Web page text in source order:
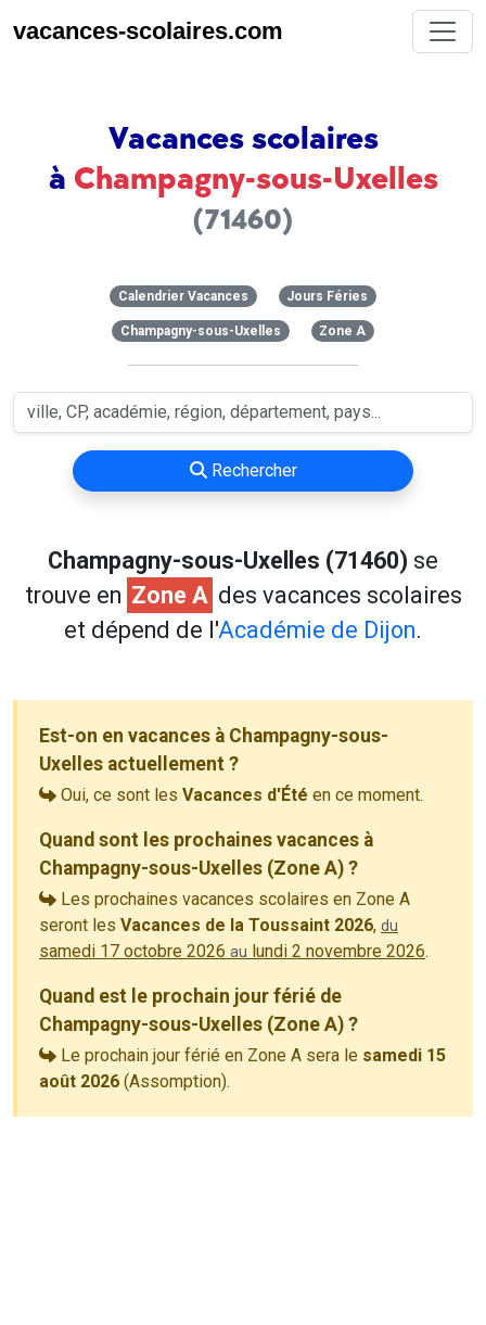
vacances-scolaires.com
Vacances scolaires
à Champagny-sous-Uxelles
(71460)
Calendrier Vacances Jours Féries
Champagny-sous-Uxelles Zone A
Rechercher
Champagny-sous-Uxelles (71460) se
trouve en Zone A des vacances scolaires
et dépend de l'Académie de Dijon.
Est-on en vacances à Champagny-sous-
Uxelles actuellement ?
Oui, ce sont les Vacances d'Été en ce moment.
Quand sont les prochaines vacances à
Champagny-sous-Uxelles (Zone A) ?
Les prochaines vacances scolaires en Zone A
seront les Vacances de la Toussaint 2026, du
samedi 17 octobre 2026 au lundi 2 novembre 2026.
Quand est le prochain jour férié de
Champagny-sous-Uxelles (Zone A) ?
Le prochain jour férié en Zone A sera le samedi 15
août 2026 (Assomption).